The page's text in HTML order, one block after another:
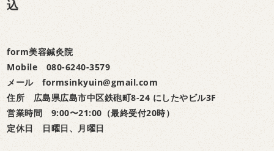
込
form美容鍼灸院
Mobile 080-6240-3579
メール formsinkyuin@gmail.com
住所 広島県広島市中区鉄砲町8-24 にしたやビル3F
営業時間 9:00〜21:00（最終受付20時）
定休日 日曜日、月曜日